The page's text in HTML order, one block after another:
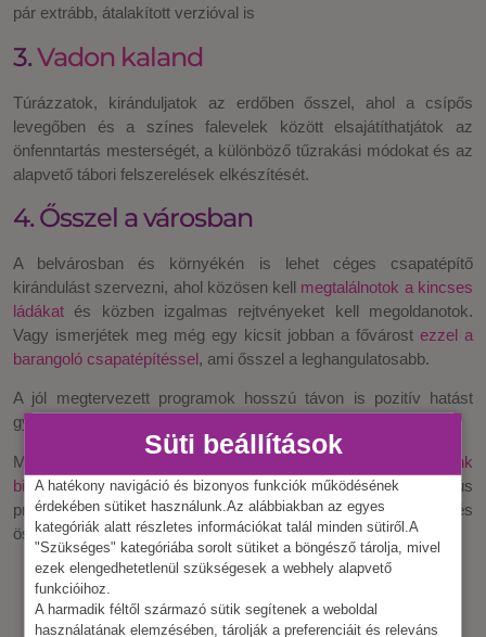
pár extrább, átalakított verzióval is
3.Vadon kaland
Túrázzatok, kiránduljatok az erdőben ősszel, ahol a csípős
levegőben és a színes falevelek között elsajátíthatjátok az
önfenntartás mesterségét, a különböző tűzrakási módokat és az
alapvető tábori felszerelések elkészítését.
4. Ősszel a városban
A belvárosban és környékén is lehet céges csapatépítő
kirándulást szervezni, ahol közösen kell megtalálnotok a kincses
ládákat és közben izgalmas rejtvényeket kell megoldanotok.
Vagy ismerjétek meg még egy kicsit jobban a fővárost ezzel a
barangoló csapatépítéssel, ami ősszel a leghangulatosabb.
A jól megtervezett programok hosszú távon is pozitív hatást
gyakorolnak a csapat moráljára és a munka hatékonyságára.
Menj biztosra és a csapatépítő szervezéséhez
fordulj hozzánk
bizalommal! Egyedi igényekhez igazított, élménydús
programokkal segítünk, hogy csapatod valóban felfrissülve és
összetartóbban térjen vissza a munkába.
Süti beállítások
A hatékony navigáció és bizonyos funkciók működésének
érdekében sütiket használunk.Az alábbiakban az egyes
kategóriák alatt részletes információkat talál minden sütiről.A
"Szükséges" kategóriába sorolt sütiket a böngésző tárolja, mivel
ezek elengedhetetlenül szükségesek a webhely alapvető
funkcióihoz.
A harmadik féltől származó sütik segítenek a weboldal
használatának elemzésében, tárolják a preferenciáit és releváns